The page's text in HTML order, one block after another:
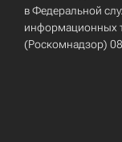
в Федеральной
информационных
(Роскомнадзор)